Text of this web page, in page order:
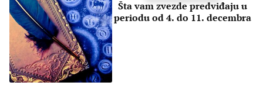
Šta vam zvezde predviđaju u
periodu od 4. do 11. decembra